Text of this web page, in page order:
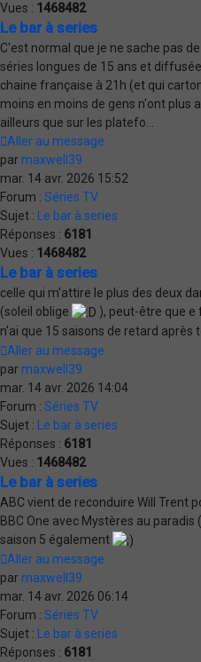
Vues : 1468482
Le bar à series
C'est normal que je ne sache pas
séries longues de 15 ans et
chaine française à 21h (et qui
moins en moins de gens n'ont plus
ailleurs que sur les platefo...
Aller au message
par maxwell39
mar. 14 avr. 2026 15:52
Forum : Séries TV
Sujet :
Le bar à series
Réponses : 6181
Vues : 1468482
Le bar à series
celle qui m'attire le plus des deux
(soleil oblige
), peut-être que e
n'ai que 15 saisons de retard après
Aller au message
par maxwell39
mar. 14 avr. 2026 14:04
Forum : Séries TV
Sujet :
Le bar à series
Réponses : 6181
Vues : 1468482
Le bar à series
ABC vient de reconduire Will Trent
BBC One avec Mystères au
saison 5 également
Aller au message
par maxwell39
mar. 14 avr. 2026 06:14
Forum : Séries TV
Sujet : Le bar à series
Réponses : 6181